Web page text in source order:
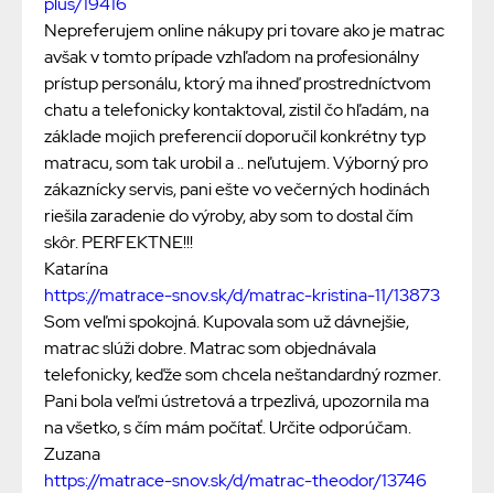
Nepreferujem online nákupy pri tovare ako je matrac
avšak v tomto prípade vzhľadom na profesionálny
prístup personálu, ktorý ma ihneď prostredníctvom
chatu a telefonicky kontaktoval, zistil čo hľadám, na
základe mojich preferencií doporučil konkrétny typ
matracu, som tak urobil a .. neľutujem. Výborný pro
zákaznícky servis, pani ešte vo večerných hodinách
riešila zaradenie do výroby, aby som to dostal čím
skôr. PERFEKTNE!!!
Katarína
https://matrace-snov.sk/d/matrac-kristina-11/13873
Som veľmi spokojná. Kupovala som už dávnejšie,
matrac slúži dobre. Matrac som objednávala
telefonicky, keďže som chcela neštandardný rozmer.
Pani bola veľmi ústretová a trpezlivá, upozornila ma
na všetko, s čím mám počítať. Určite odporúčam.
Zuzana
https://matrace-snov.sk/d/matrac-theodor/13746